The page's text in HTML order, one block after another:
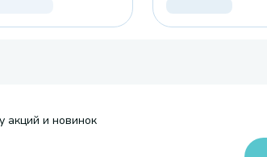
акций и новинок